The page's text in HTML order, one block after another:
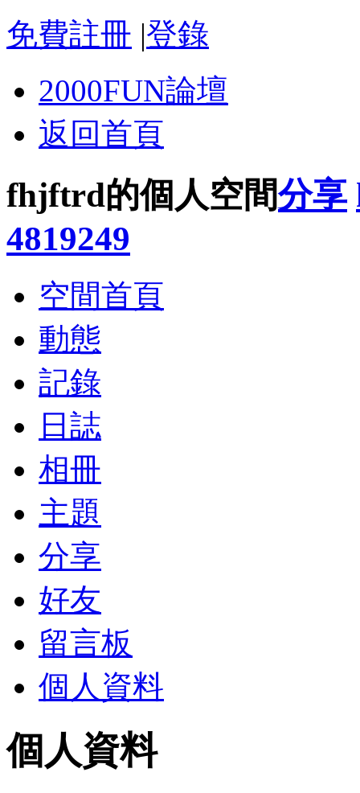
免費註冊 |登錄
2000FUN論壇
返回首頁
fhjftrd的個人空間分享
4819249
空間首頁
動態
記錄
日誌
相冊
主題
分享
好友
留言板
個人資料
個人資料